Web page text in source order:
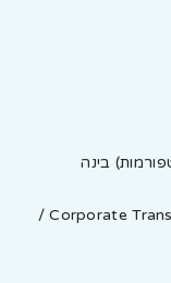
בינה
חוק השקיפות התאגידית – Corporate Transparency Act /